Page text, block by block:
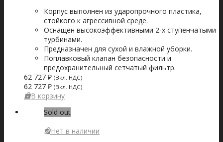
Корпус выполнен из ударопрочного пластика,
стойкого к агрессивной среде.
Оснащен высокоэффективными 2-х ступенчатыми
турбинами.
Предназначен для сухой и влажной уборки.
Поплавковый клапан безопасности и
предохранительный сетчатый фильтр.
62 727 ₽ (Вкл. НДС)
62 727 ₽ (Вкл. НДС)
В корзину
Sold out
Нет в наличии